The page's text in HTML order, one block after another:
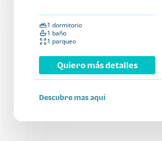
1 dormitorio
1 baño
1 parqueo
Quiero más detalles
Descubre mas aqui